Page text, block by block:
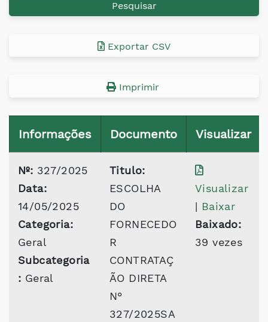
Pesquisar
Exportar CSV
Imprimir
Informações Documento Visualizar
Nº: 327/2025
Data:
14/05/2025
Categoria:
Geral
Subcategoria
: Geral
Titulo:
ESCOLHA
DO
FORNECEDO
R
CONTRATAÇ
ÃO DIRETA
N°
327/2025SA
Visualizar
| Baixar
Baixado:
39 vezes